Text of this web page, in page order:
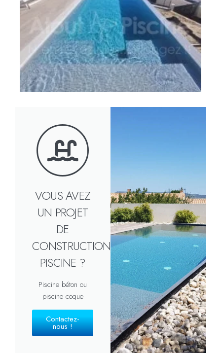
VOUS AVEZ
UN PROJET
DE
CONSTRUCTION
PISCINE ?
Piscine béton ou
piscine coque
Contactez-
nous !